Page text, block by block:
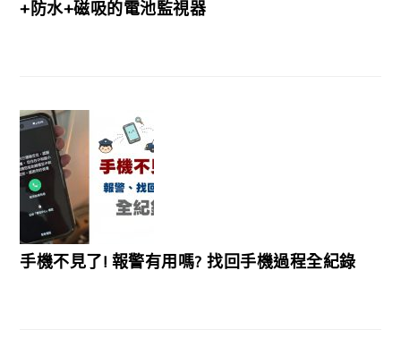
+防水+磁吸的電池監視器
手機不見了! 報警有用嗎? 找回手機過程全紀錄